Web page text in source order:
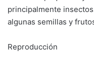
principalmente
algunas semillas y
Reproducción